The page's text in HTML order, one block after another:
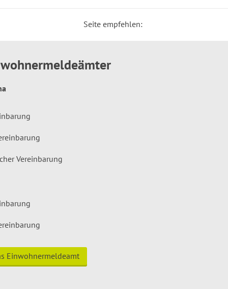
Seite empfehlen:
Vereinbarung
Einwohnermeldeamt